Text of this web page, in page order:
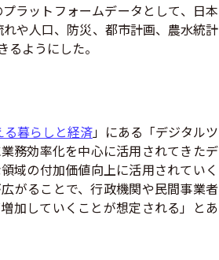
ラットフォームデータとして、日本
や人口、防災、都市計画、農水統計
ようにした。
暮らしと経済」にある「デジタルツ
務効率化を中心に活用されてきたデ
域の付加価値向上に活用されていく
がることで、行政機関や民間事業者
加していくことが想定される」とあ